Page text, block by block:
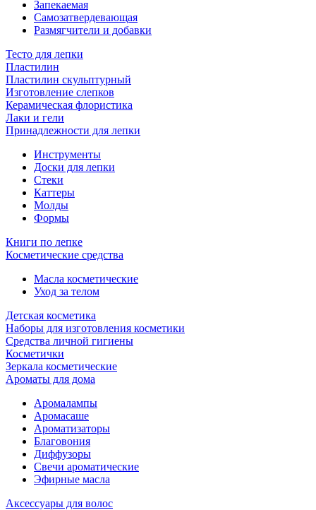
Запекаемая
Самозатвердевающая
Размягчители и добавки
Тесто для лепки
Пластилин
Пластилин скульптурный
Изготовление слепков
Керамическая флористика
Лаки и гели
Принадлежности для лепки
Инструменты
Доски для лепки
Стеки
Каттеры
Молды
Формы
Книги по лепке
Косметические средства
Масла косметические
Уход за телом
Детская косметика
Наборы для изготовления косметики
Средства личной гигиены
Косметички
Зеркала косметические
Ароматы для дома
Аромалампы
Аромасаше
Ароматизаторы
Благовония
Диффузоры
Свечи ароматические
Эфирные масла
Аксессуары для волос